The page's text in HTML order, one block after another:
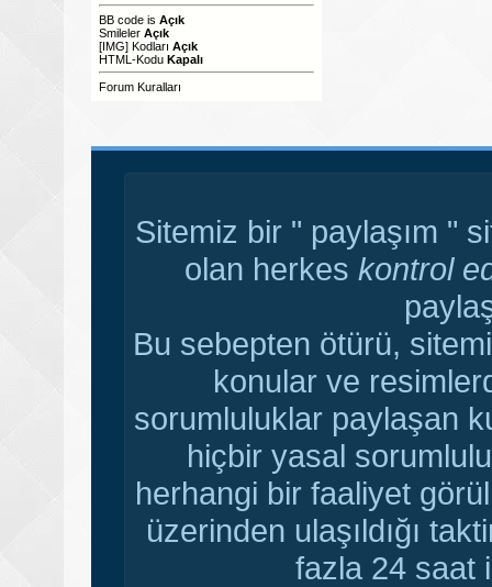
BB code is Açık
Smileler Açık
[IMG] Kodları Açık
HTML-Kodu Kapalı
Forum Kuralları
Sitemiz bir " paylaşım "
olan herkes kontrol
Bu sebepten ötürü,
konular ve
sorumluluklar paylaşan
hiçbir yasal
herhangi bir faaliyet
üzerinden ulaşıldığı
fazla 24 saat